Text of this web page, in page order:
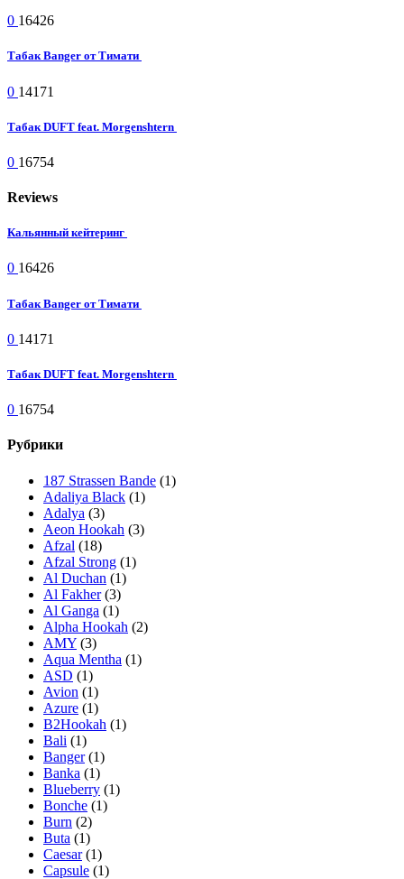
0 16426
Табак Banger от Тимати
0 14171
Табак DUFT feat. Morgenshtern
0 16754
Reviews
Кальянный кейтеринг
0 16426
Табак Banger от Тимати
0 14171
Табак DUFT feat. Morgenshtern
0 16754
Рубрики
187 Strassen Bande (1)
Adaliya Black (1)
Adalya (3)
Aeon Hookah (3)
Afzal (18)
Afzal Strong (1)
Al Duchan (1)
Al Fakher(3)
Al Ganga (1)
Alpha Hookah (2)
AMY (3)
Aqua Mentha (1)
ASD (1)
Avion (1)
Azure (1)
B2Hookah (1)
Bali (1)
Banger(1)
Banka (1)
Blueberry (1)
Bonche (1)
Burn (2)
Buta (1)
Caesar(1)
Capsule (1)